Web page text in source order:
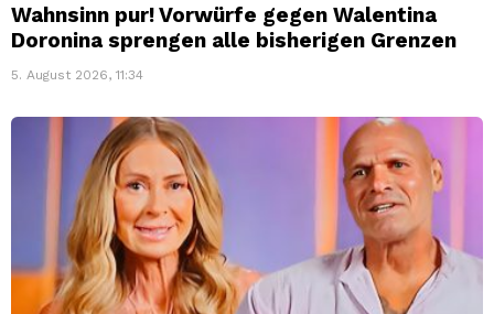
Wahnsinn pur! Vorwürfe gegen Walentina
Doronina sprengen alle bisherigen Grenzen
5. August 2026, 11:34